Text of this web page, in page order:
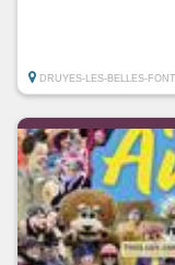
DRUYES-LES-BELLES-